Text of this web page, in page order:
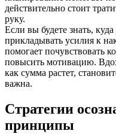
действительно стоит
руку.
Если вы будете знать,
прикладывать усилия к
помогает почувствовать
повысить мотивацию.
как сумма растет,
важна.
Стратегии
принципы